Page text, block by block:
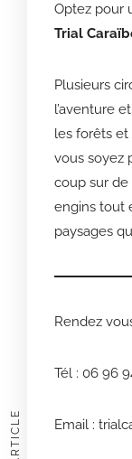
Optez pour
Trial
Plusieurs
l’aventure
les forêts et
vous soyez
coup sur
engins tout
paysages
Rendez
Tél : 06 96
Email :